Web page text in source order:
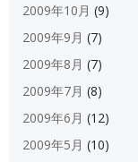
2009年10月 (9)
2009年9月 (7)
2009年8月 (7)
2009年7月 (8)
2009年6月 (12)
2009年5月 (10)